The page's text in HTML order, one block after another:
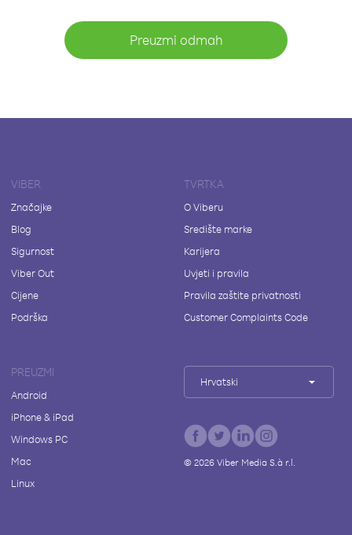
Preuzmi odmah
VIBER
Značajke
Blog
Sigurnost
Viber Out
Cijene
Podrška
TVRTKA
O Viberu
Središte marke
Karijera
Uvjeti i pravila
Pravila zaštite privatnosti
Customer Complaints Code
PREUZMI
Android
iPhone & iPad
Windows PC
Mac
Linux
Hrvatski
© 2026Viber Media S.à r.l.